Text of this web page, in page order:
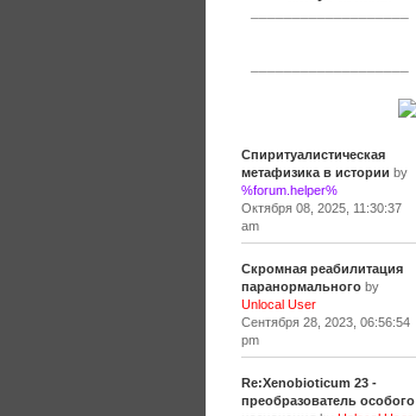
Спиритуалистическая
метафизика в истории by
%forum.helper%
Октября 08, 2025, 11:30:37
am
Скромная реабилитация
паранормальногоby
Unlocal User
Сентября 28, 2023, 06:56:54
pm
Re:Xenobioticum 23 -
преобразователь особого